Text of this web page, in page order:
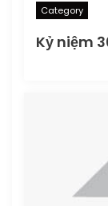
Category